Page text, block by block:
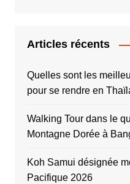
Articles récents
Quelles sont les
pour se rendre en
Walking Tour dans le
Montagne Dorée à
Koh Samui désignée
Pacifique 2026